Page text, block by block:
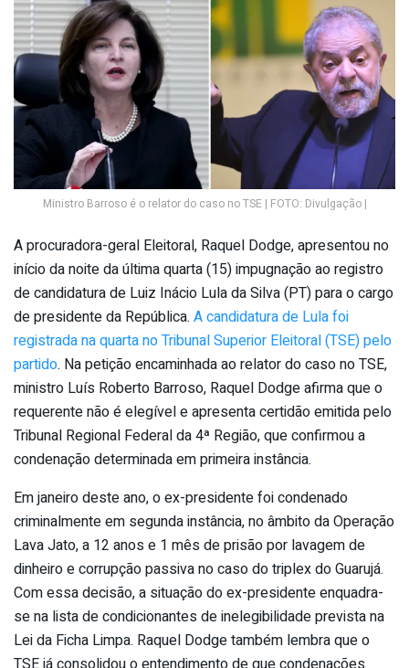
Ministro Barroso é o relator do caso no TSE | FOTO: Divulgação |
A procuradora-geral Eleitoral, Raquel Dodge, apresentou no
início da noite da última quarta (15) impugnação ao registro
de candidatura de Luiz Inácio Lula da Silva (PT) para o cargo
de presidente da República. A candidatura de Lula foi
registrada na quarta no Tribunal Superior Eleitoral (TSE) pelo
partido. Na petição encaminhada ao relator do caso no TSE,
ministro Luís Roberto Barroso, Raquel Dodge afirma que o
requerente não é elegível e apresenta certidão emitida pelo
Tribunal Regional Federal da 4ª Região, que confirmou a
condenação determinada em primeira instância.
Em janeiro deste ano, o ex-presidente foi condenado
criminalmente em segunda instância, no âmbito da Operação
Lava Jato, a 12 anos e 1 mês de prisão por lavagem de
dinheiro e corrupção passiva no caso do triplex do Guarujá.
Com essa decisão, a situação do ex-presidente enquadra-
se na lista de condicionantes de inelegibilidade prevista na
Lei da Ficha Limpa. Raquel Dodge também lembra que o